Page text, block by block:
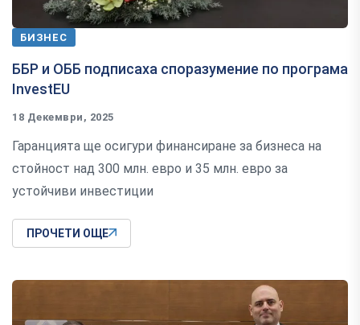
БИЗНЕС
ББР и ОББ подписаха споразумение по програма
InvestEU
18 Декември, 2025
Гаранцията ще осигури финансиране за бизнеса на
стойност над 300 млн. евро и 35 млн. евро за
устойчиви инвестиции
ПРОЧЕТИ ОЩЕ